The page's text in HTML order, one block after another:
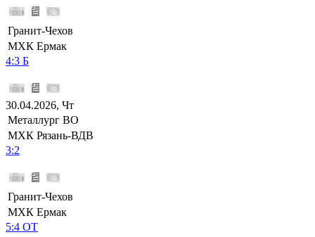
Гранит-Чехов
МХК Ермак
4:3 Б
30.04.2026, Чт
Металлург ВО
МХК Рязань-ВДВ
3:2
Гранит-Чехов
МХК Ермак
5:4 ОТ